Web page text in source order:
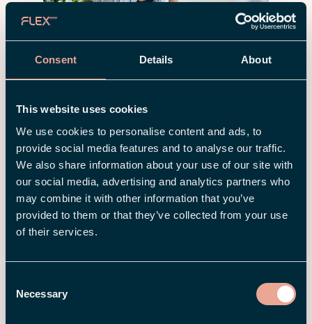
Consent Details About
This website uses cookies
We use cookies to personalise content and ads, to
provide social media features and to analyse our traffic.
We also share information about your use of our site with
our social media, advertising and analytics partners who
may combine it with other information that you’ve
provided to them or that they’ve collected from your use
of their services.
Selection
Necessary
26 MAR 2026
nye regler for bruk av kunstig
intelligens på arbeidsplassen